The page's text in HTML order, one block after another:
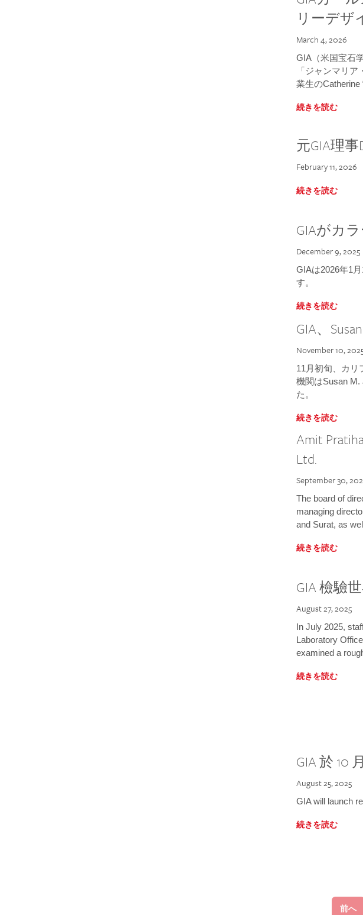
リーデザ
March 4, 2026
GIA（米国宝石
「ジャンマリ
業生のCatherine
続きを読む
元GIA理事
February 11, 2026
続きを読む
GIAがカ
December 9, 2025
GIAは2026年1
す。
続きを読む
GIA、
November 10,
11月初旬、カリ
機関はSusan M.
た。
続きを読む
Amit
Ltd.
September 30,
The board of
managing
and Surat, as
続きを読む
GIA 檢驗
August 27, 2025
In July 2025,
Laboratory
examined a
続きを読む
GIA 於 10
August 25, 2025
GIA will launch
続きを読む
前へ